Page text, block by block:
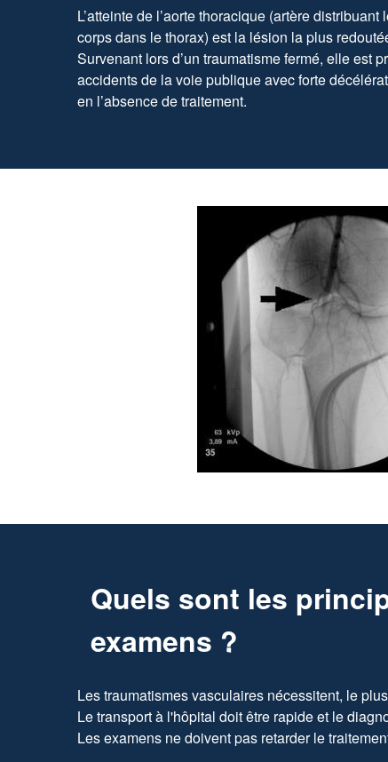
L’atteinte de l’aorte thoracique (artère
corps dans le thorax) est la lésion la plus
Survenant lors d’un traumatisme fermé, elle est
accidents de la voie publique avec forte
en l’absence de traitement.
Quels sont les
examens ?
Les traumatismes vasculaires nécessitent, le
Le transport à l'hôpital doit être rapide et le
Les examens ne doivent pas retarder le